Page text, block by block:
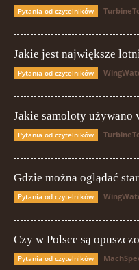
Pytania od czytelników
Jakie jest największe
Pytania od czytelników
Jakie samoloty używano
Pytania od czytelników
Gdzie można oglądać
Pytania od czytelników
Czy w Polsce są
Pytania od czytelników